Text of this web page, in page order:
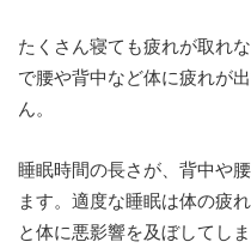
たくさん寝ても疲れが取れ
で腰や背中など体に疲れが
ん。
睡眠時間の長さが、背中や
ます。適度な睡眠は体の疲
と体に悪影響を及ぼしてしま